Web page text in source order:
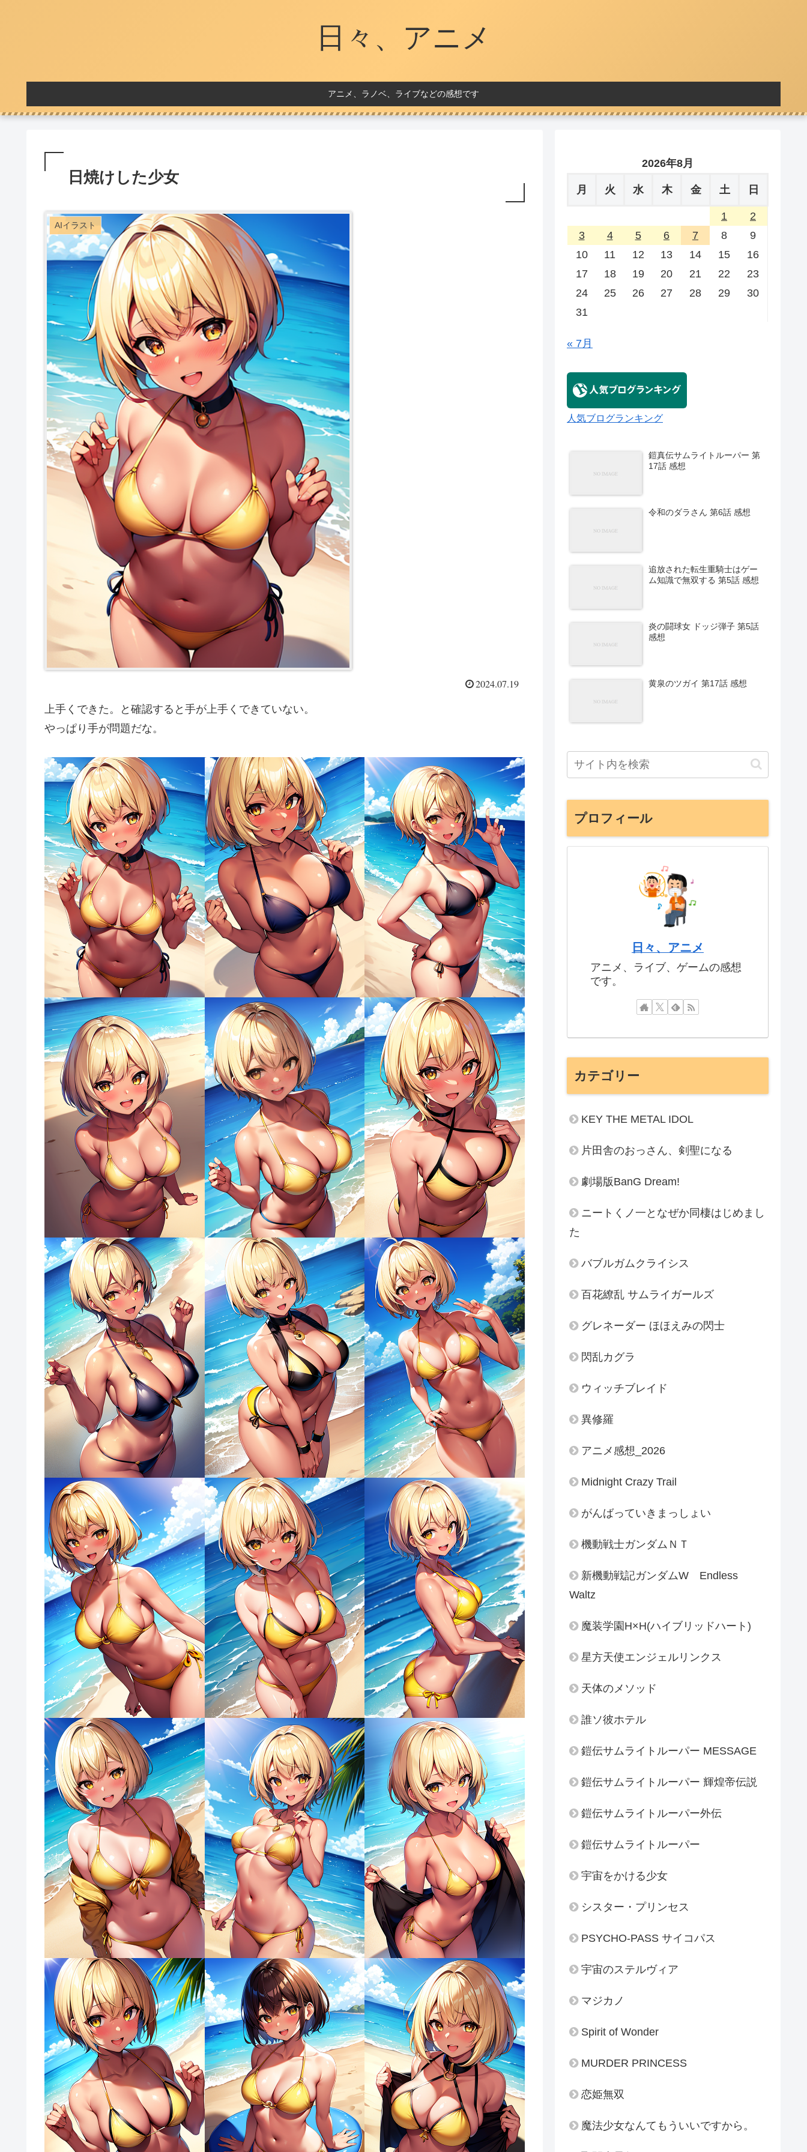
日々、アニメ
アニメ、ラノベ、ライブなどの感想です
日焼けした少女
AIイラスト
2024.07.19
上手くできた。と確認すると手が上手くできていない。
やっぱり手が問題だな。
2026年8月
月 火 水 木 金 土 日
1
2
3
4 5 6 7 8
9
10
11 12 13 14 15
16
17
18 19 20 21 22
23
24
25 26 27 28 29
30
31
« 7月
人気ブログランキング
鎧真伝サムライトルーパー 第
17話 感想
令和のダラさん 第6話 感想
追放された転生重騎士はゲー
ム知識で無双する 第5話 感想
炎の闘球女 ドッジ弾子 第5話
感想
黄泉のツガイ 第17話 感想
プロフィール
日々、アニメ
アニメ、ライブ、ゲームの感想
です。
カテゴリー
KEY THE METAL IDOL
片田舎のおっさん、剣聖になる
劇場版BanG Dream!
ニートくノ一となぜか同棲はじめまし
た
バブルガムクライシス
百花繚乱 サムライガールズ
グレネーダー ほほえみの閃士
閃乱カグラ
ウィッチブレイド
異修羅
アニメ感想_2026
Midnight Crazy Trail
がんばっていきまっしょい
機動戦士ガンダムＮＴ
新機動戦記ガンダムW Endless
Waltz
魔装学園H×H(ハイブリッドハート)
星方天使エンジェルリンクス
天体のメソッド
誰ソ彼ホテル
鎧伝サムライトルーパー MESSAGE
鎧伝サムライトルーパー 輝煌帝伝説
鎧伝サムライトルーパー外伝
鎧伝サムライトルーパー
宇宙をかける少女
シスター・プリンセス
PSYCHO-PASS サイコパス
宇宙のステルヴィア
マジカノ
Spirit of Wonder
MURDER PRINCESS
恋姫無双
魔法少女なんてもういいですから。